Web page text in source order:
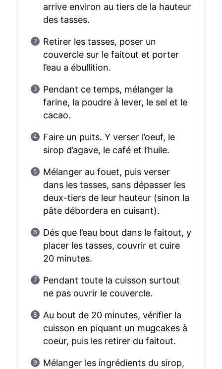
arrive environ au tiers de la hauteur
des tasses.
Retirer les tasses, poser un
couvercle sur le faitout et porter
l’eau a ébullition.
Pendant ce temps, mélanger la
farine, la poudre à lever, le sel et le
cacao.
Faire un puits. Y verser l’oeuf, le
sirop d’agave, le café et l’huile.
Mélanger au fouet, puis verser
dans les tasses, sans dépasser les
deux-tiers de leur hauteur (sinon la
pâte débordera en cuisant).
Dés que l’eau bout dans le faitout, y
placer les tasses, couvrir et cuire
20 minutes.
Pendant toute la cuisson surtout
ne pas ouvrir le couvercle.
Au bout de 20 minutes, vérifier la
cuisson en piquant un mugcakes à
coeur, puis les retirer du faitout.
Mélanger les ingrédients du sirop,